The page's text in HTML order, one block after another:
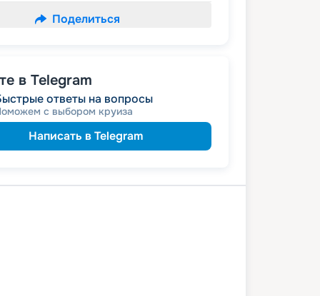
Поделиться
в Telegram
ответы на вопросы
с выбором круиза
Написать в Telegram